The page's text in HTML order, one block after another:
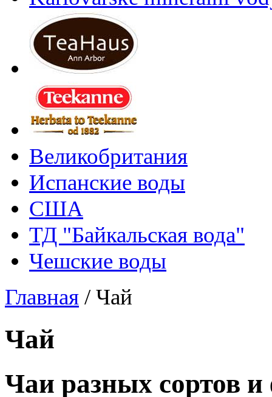
Великобритания
Испанские воды
США
ТД "Байкальская вода"
Чешские воды
Главная /Чай
Чай
Чаи разных сортов и